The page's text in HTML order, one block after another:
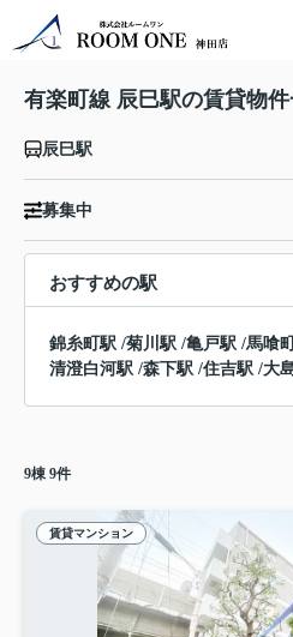
有楽町線 辰巳駅の賃貸物
辰巳駅
募集中
おすすめの駅
錦糸町駅 /菊川駅 /亀戸駅 /馬喰
清澄白河駅 /森下駅 /住吉駅 /大
9棟 9件
賃貸マンション